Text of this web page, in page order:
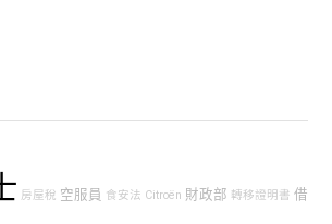
房屋稅 空服員 食安法 Citroën 財政部 轉移證明書 借